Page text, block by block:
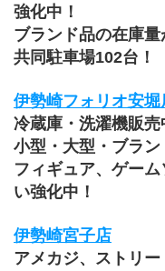
強化中！
ブランド品の在庫量
共同駐車場102台！
伊勢崎フォリオ安堀
冷蔵庫・洗濯機販売
小型・大型・ブラン
フィギュア、ゲー
い強化中！
伊勢崎宮子店
アメカジ、ストリー